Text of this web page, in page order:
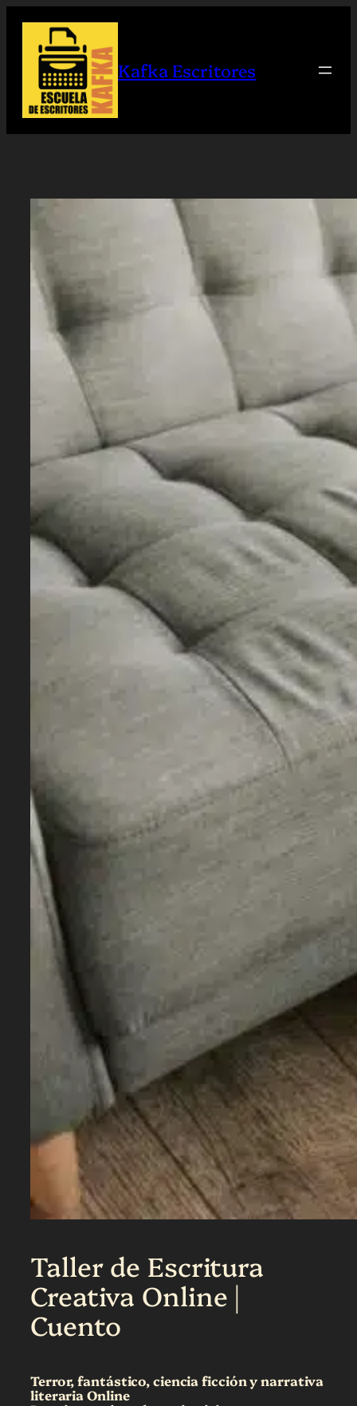
contenido
Kafka Escritores
Taller de Escritura
Creativa Online |
Cuento
Terror, fantástico, ciencia ficción y narrativa
literariaOnline